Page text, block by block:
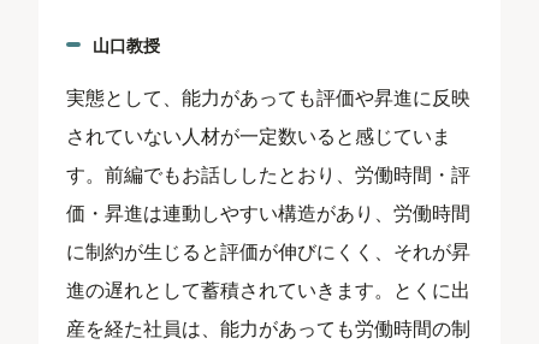
山口教授
実態として、能力があっても評価や昇進に反映
されていない人材が一定数いると感じていま
す。前編でもお話ししたとおり、労働時間・評
価・昇進は連動しやすい構造があり、労働時間
に制約が生じると評価が伸びにくく、それが昇
進の遅れとして蓄積されていきます。とくに出
産を経た社員は、能力があっても労働時間の制